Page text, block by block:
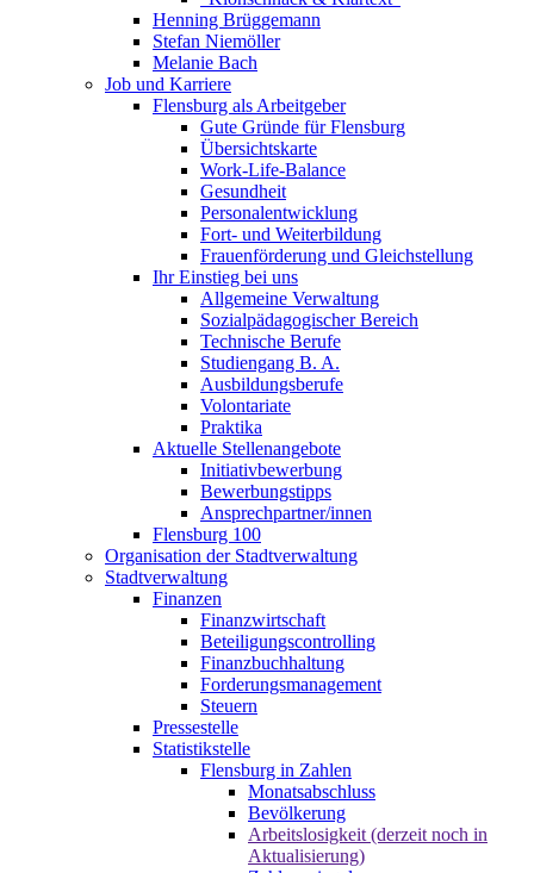
Henning Brüggemann
Stefan Niemöller
Melanie Bach
Job und Karriere
Flensburg als Arbeitgeber
Gute Gründe für Flensburg
Übersichtskarte
Work-Life-Balance
Gesundheit
Personalentwicklung
Fort- und Weiterbildung
Frauenförderung und Gleichstellung
Ihr Einstieg bei uns
Allgemeine Verwaltung
Sozialpädagogischer Bereich
Technische Berufe
Studiengang B. A.
Ausbildungsberufe
Volontariate
Praktika
Aktuelle Stellenangebote
Initiativbewerbung
Bewerbungstipps
Ansprechpartner/innen
Flensburg 100
Organisation der Stadtverwaltung
Stadtverwaltung
Finanzen
Finanzwirtschaft
Beteiligungscontrolling
Finanzbuchhaltung
Forderungsmanagement
Steuern
Pressestelle
Statistikstelle
Flensburg in Zahlen
Monatsabschluss
Bevölkerung
Arbeitslosigkeit (derzeit noch in
Aktualisierung)